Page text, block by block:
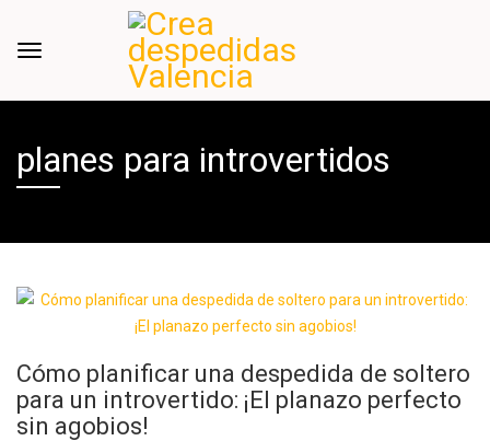
planes para introvertidos
Cómo planificar una despedida de soltero
para un introvertido: ¡El planazo perfecto
sin agobios!